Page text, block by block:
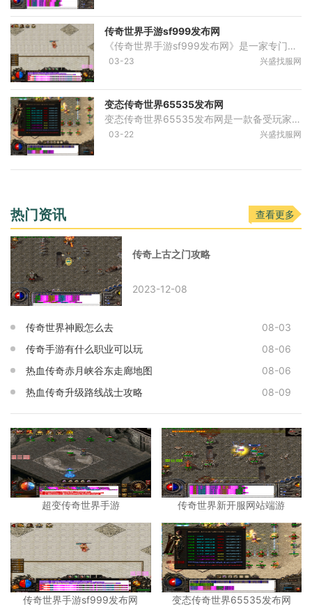
传奇世界手游sf999发布网
《传奇世界手游sf999发布网》是一家专门发布传奇世界手游私服的网站。作为一个传奇世界的忠实玩家，我非常喜欢通过这个网站来寻找最新、最刺激的私服版本。我不仅能找到最新的版
03-23 兴盛找服网
变态传奇世界65535发布网
变态传奇世界65535发布网是一款备受玩家热爱的在线游戏。传奇世界是一款模拟古代战争的角色扮演游戏，玩家可以扮演各种职业的角色，体验到刺激的战斗和丰富多样的游戏内容。游戏
03-22 兴盛找服网
热门资讯 查看更多
传奇上古之门攻略
2023-12-08
传奇世界神殿怎么去
08-03
传奇手游有什么职业可以玩
08-06
热血传奇赤月峡谷东走廊地图
08-06
热血传奇升级路线战士攻略
08-09
超变传奇世界手游 传奇世界新开服网站端游
传奇世界手游sf999发布网 变态传奇世界65535发布网